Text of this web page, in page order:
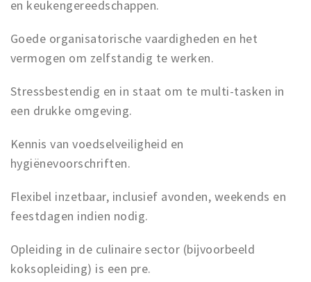
en keukengereedschappen.
Goede organisatorische vaardigheden en het
vermogen om zelfstandig te werken.
Stressbestendig en in staat om te multi-tasken in
een drukke omgeving.
Kennis van voedselveiligheid en
hygiënevoorschriften.
Flexibel inzetbaar, inclusief avonden, weekends en
feestdagen indien nodig.
Opleiding in de culinaire sector (bijvoorbeeld
koksopleiding) is een pre.